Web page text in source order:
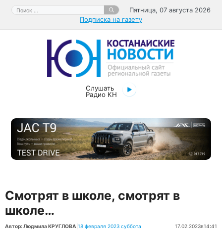
Перейти
содержимому
Поиск:
Пятница, 07 августа 2026
Подписка на газету
Слушать
Радио КН
Смотрят в школе, смотрят в
школе…
Автор: Людмила КРУГЛОВА 18 февраля 2023 суббота 17.02.2023в14:41